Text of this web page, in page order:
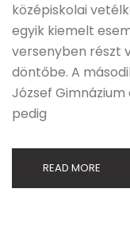
középiskolai
egyik kiemelt
versenyben részt
döntőbe. A
József
pedig
READ MORE